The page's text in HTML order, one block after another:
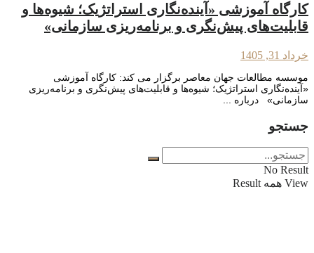
کارگاه آموزشی «آینده‌نگاری استراتژیک؛ شیوه‌‌ها و
قابلیت‌‌های پیش‌نگری و برنامه‌ریزی سازمانی»
خرداد 31, 1405
موسسه مطالعات جهان معاصر برگزار می کند: کارگاه آموزشی
«آینده‌نگاری استراتژیک؛ شیوه‌‌ها و قابلیت‌‌های پیش‌نگری و برنامه‌ریزی
سازمانی» درباره ...
جستجو
No Result
View همه Result